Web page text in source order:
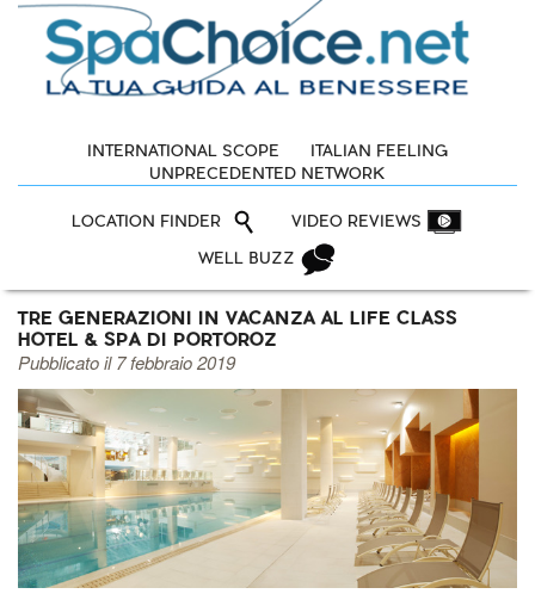
INTERNATIONAL SCOPE
ITALIAN FEELING
UNPRECEDENTED NETWORK
LOCATION FINDER VIDEO REVIEWS
WELL BUZZ
TRE GENERAZIONI IN VACANZA AL LIFE CLASS
HOTEL & SPA DI PORTOROZ
Pubblicato il 7 febbraio 2019